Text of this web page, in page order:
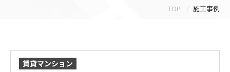
TOP 施工事例
賃貸マンション